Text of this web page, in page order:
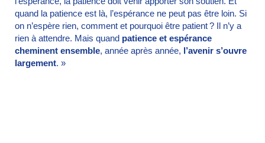
quand la patience est là, l’espérance ne peut pas être loin. Si
on n’espère rien, comment et pourquoi être patient ? Il n’y a
rien à attendre. Mais quand patience et espérance
cheminent ensemble, année après année, l’avenir s’ouvre
largement. »